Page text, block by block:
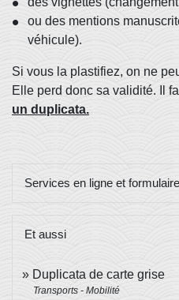
ou des mentions
véhicule).
Si vous la plastifiez, on ne
Elle perd donc sa validité. Il
un duplicata.
Services en ligne et
Et aussi
Duplicata de carte grise
Transports - Mobilité